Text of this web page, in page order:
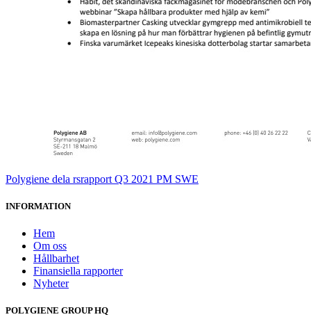
Polygiene dela rsrapport Q3 2021 PM SWE
INFORMATION
Hem
Om oss
Hållbarhet
Finansiella rapporter
Nyheter
POLYGIENE GROUP HQ